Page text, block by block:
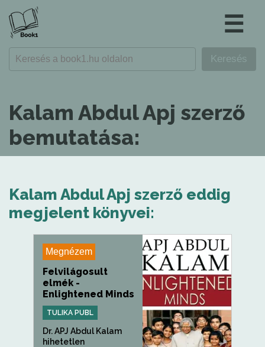
☰
Kalam Abdul Apj szerző
bemutatása:
Kalam Abdul Apj szerző eddig
megjelent könyvei:
Megnézem
Felvilágosult
elmék -
Enlightened Minds
TULIKA PUBL
Dr. APJ Abdul Kalam
hihetetlen